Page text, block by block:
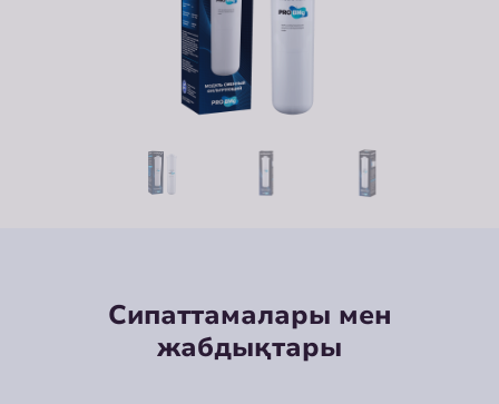
Сипаттамалары мен
жабдықтары